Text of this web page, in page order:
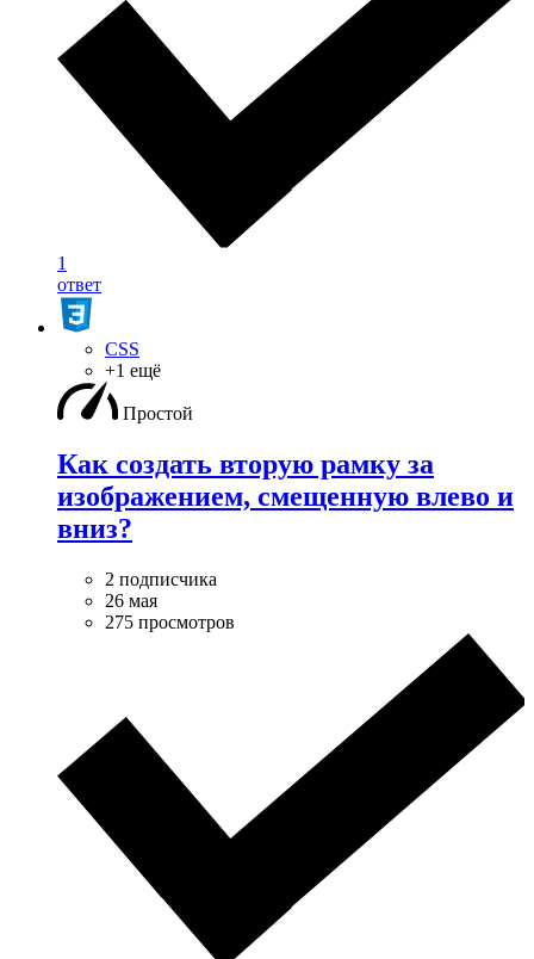
1
ответ
CSS
+1 ещё
Простой
Как создать вторую рамку за
изображением, смещенную влево и
вниз?
2 подписчика
26 мая
275 просмотров